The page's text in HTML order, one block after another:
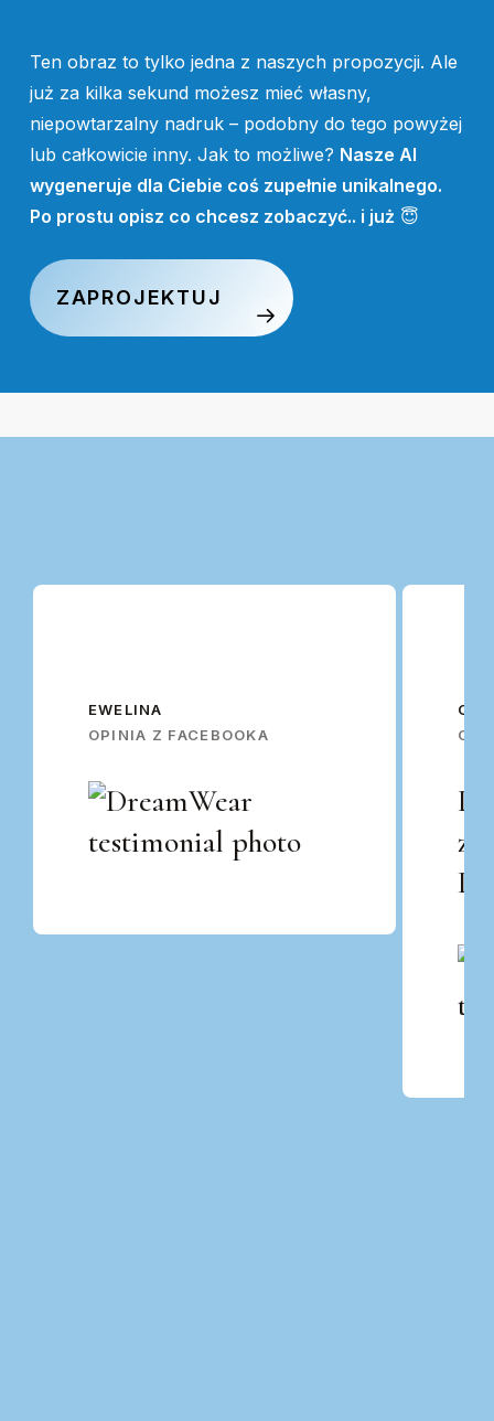
Ten obraz to tylko jedna z naszych propozycji. Ale
już za kilka sekund możesz mieć własny,
niepowtarzalny nadruk – podobny do tego powyżej
lub całkowicie inny. Jak to możliwe? Nasze AI
wygeneruje dla Ciebie coś zupełnie unikalnego.
Po prostu opisz co chcesz zobaczyć.. i już😇
ZAPROJEKTUJ
EWELINA
OPINIA Z FACEBOOKA